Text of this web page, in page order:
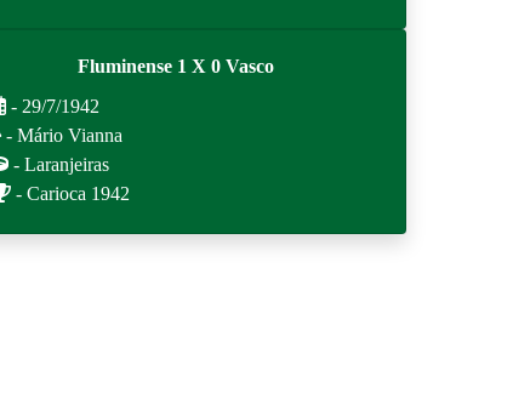
Fluminense 1 X 0 Vasco
- 29/7/1942
- Mário Vianna
- Laranjeiras
- Carioca 1942